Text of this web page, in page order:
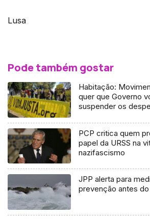
Lusa
Pode também gostar
Habitação:
quer que Governo
suspender os
PCP critica quem
papel da URSS na
nazifascismo
JPP alerta para
prevenção antes